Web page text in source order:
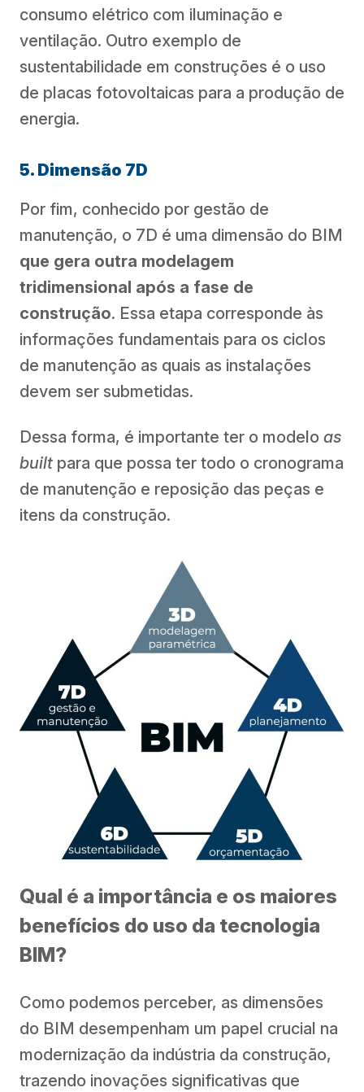
consumo elétrico com iluminação e
ventilação. Outro exemplo de
sustentabilidade em construções é o uso
de placas fotovoltaicas para a produção de
energia.
5. Dimensão 7D
Por fim, conhecido por gestão de
manutenção, o 7D é uma dimensão do BIM
que gera outra modelagem
tridimensional após a fase de
construção. Essa etapa corresponde às
informações fundamentais para os ciclos
de manutenção as quais as instalações
devem ser submetidas.
Dessa forma, é importante ter o modelo as
built para que possa ter todo o cronograma
de manutenção e reposição das peças e
itens da construção.
Qual é a importância e os maiores
benefícios do uso da tecnologia
BIM?
Como podemos perceber, as dimensões
do BIM desempenham um papel crucial na
modernização da indústria da construção,
trazendo inovações significativas que